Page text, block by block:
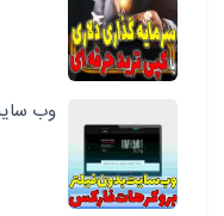
وب